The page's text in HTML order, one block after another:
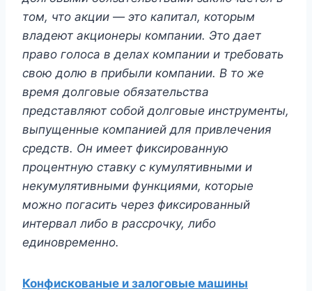
том, что акции — это капитал, которым
владеют акционеры компании. Это дает
право голоса в делах компании и требовать
свою долю в прибыли компании. В то же
время долговые обязательства
представляют собой долговые инструменты,
выпущенные компанией для привлечения
средств. Он имеет фиксированную
процентную ставку с кумулятивными и
некумулятивными функциями, которые
можно погасить через фиксированный
интервал либо в рассрочку, либо
единовременно.
Конфискованые и залоговые машины